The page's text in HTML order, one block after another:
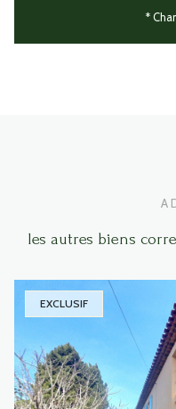
*
A
les autres biens
EXCLUSIF